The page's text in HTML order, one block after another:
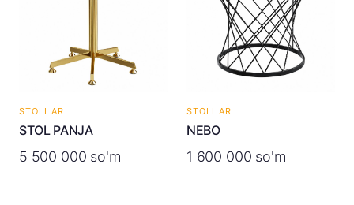
STOLLAR
STOL PANJA
5 500 000 so'm
STOLLAR
NEBO
1 600 000 so'm